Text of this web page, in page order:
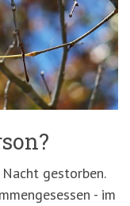
gestorben.
- im